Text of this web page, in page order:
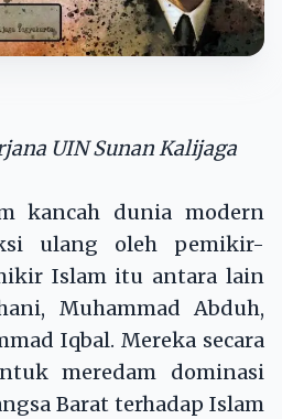
UIN Sunan Kalijaga
kancah dunia modern
ulang oleh pemikir-
Islam itu antara lain
Muhammad Abduh,
Iqbal. Mereka secara
meredam dominasi
Barat terhadap Islam